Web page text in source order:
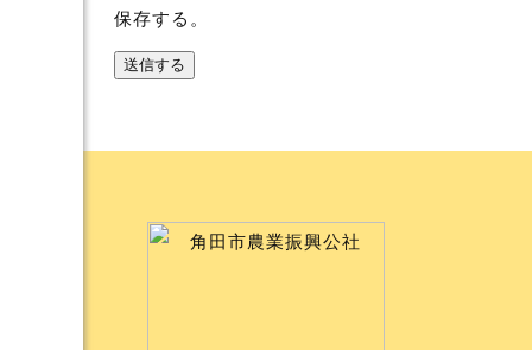
保存する。